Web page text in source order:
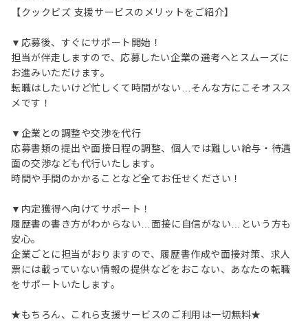
【クックビズ 支援サービスのメリットをご紹介】
▼応募後、すぐにサポート開始！
担当が伴走しますので、応募したい企業の選考へとスムーズに
お進みいただけます。
転職はしたいけど忙しくて時間がない…そんな方にこそオスス
メです！
▼企業との調整や交渉を代行
応募書類の提出や面接日程の調整、個人では難しい給与・待遇
面の交渉なども代行いたします。
時間や手間のかかることなど全てお任せください！
▼内定獲得へ向けてサポート！
履歴書の書き方がわからない…面接に自信がない…という方も
安心。
企業ごとに担当がおりますので、履歴書作成や面接対策、求人
票には載っていない情報の提供などをおこない、あなたの転職
をサポートいたします。
★もちろん、これら支援サービスのご利用は一切無料★